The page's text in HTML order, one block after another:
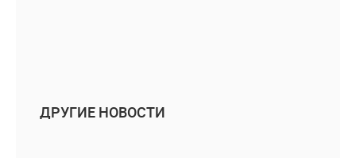
ДРУГИЕ НОВОСТИ